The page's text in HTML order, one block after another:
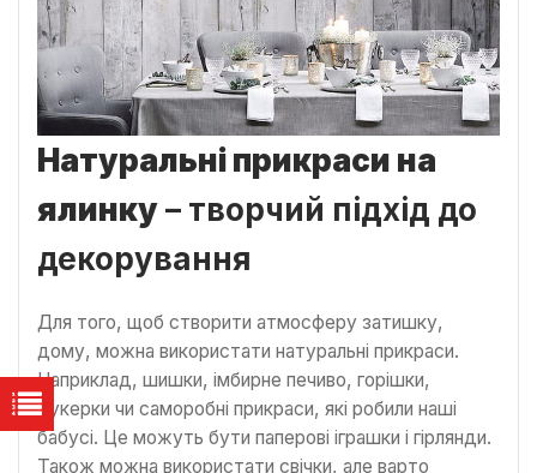
Натуральні прикраси на
ялинку– творчий підхід до
декорування
Для того, щоб створити атмосферу затишку,
дому, можна використати натуральні прикраси.
Наприклад, шишки, імбирне печиво, горішки,
цукерки чи саморобні прикраси, які робили наші
бабусі. Це можуть бути паперові іграшки і гірлянди.
Також можна використати свічки, але варто